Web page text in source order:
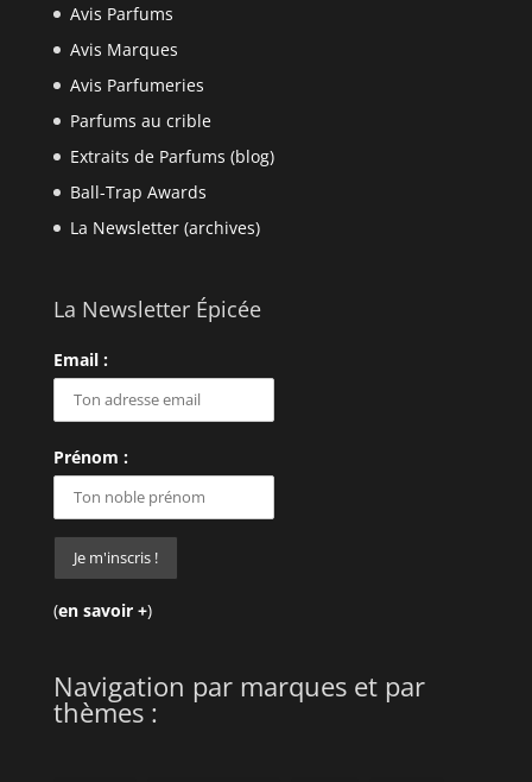
Avis Parfums
Avis Marques
Avis Parfumeries
Parfums au crible
Extraits de Parfums (blog)
Ball-Trap Awards
La Newsletter (archives)
La Newsletter Épicée
Email :
Prénom :
(en savoir +)
Navigation par marques et par
thèmes :